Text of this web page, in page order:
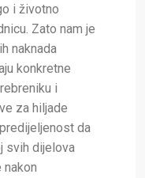
i životno
Zato nam je
naknada
konkretne
i
za hiljade
da
svih dijelova
nakon